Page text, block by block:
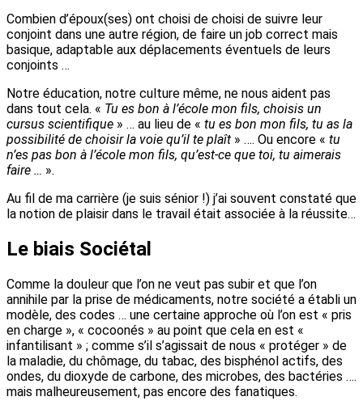
Combien d’époux(ses) ont choisi de choisi de suivre leur
conjoint dans une autre région, de faire un job correct mais
basique, adaptable aux déplacements éventuels de leurs
conjoints …
Notre éducation, notre culture même, ne nous aident pas
dans tout cela. « Tu es bon à l’école mon fils, choisis un
cursus scientifique » … au lieu de « tu es bon mon fils, tu as la
possibilité de choisir la voie qu’il te plaît » …. Ou encore « tu
n’es pas bon à l’école mon fils, qu’est-ce que toi, tu aimerais
faire … ».
Au fil de ma carrière (je suis sénior !) j’ai souvent constaté que
la notion de plaisir dans le travail était associée à la réussite…
Le biais Sociétal
Comme la douleur que l’on ne veut pas subir et que l’on
annihile par la prise de médicaments, notre société a établi un
modèle, des codes … une certaine approche où l’on est « pris
en charge », « cocoonés » au point que cela en est «
infantilisant » ; comme s’il s’agissait de nous « protéger » de
la maladie, du chômage, du tabac, des bisphénol actifs, des
ondes, du dioxyde de carbone, des microbes, des bactéries ….
mais malheureusement, pas encore des fanatiques.